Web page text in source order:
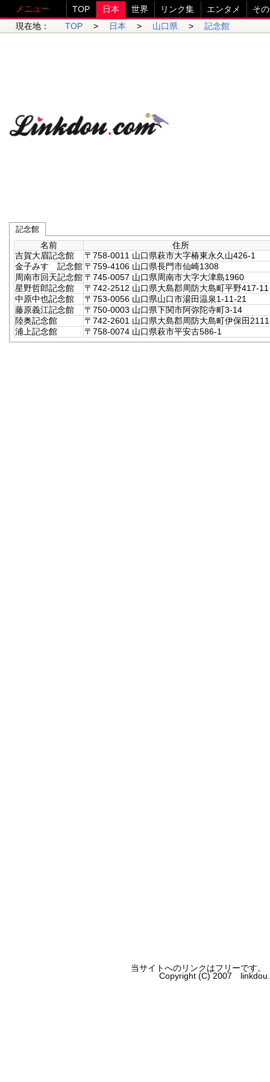
メニュー TOP 日本 世界 リンク集 エンタメ
そ
現在地：
TOP > 日本 > 山口県 > 記念館
記念館
名前
住所
吉賀大眉記念館
〒758-0011 山口県萩市大字椿東永久山426-1
金子みすゞ記念館 〒759-4106 山口県長門市仙崎1308
周南市回天記念館 〒745-0057 山口県周南市大字大津島1960
星野哲郎記念館
〒742-2512 山口県大島郡周防大島町平野417-11
中原中也記念館
〒753-0056 山口県山口市湯田温泉1-11-21
藤原義江記念館
〒750-0003 山口県下関市阿弥陀寺町3-14
陸奥記念館
〒742-2601 山口県大島郡周防大島町伊保田
浦上記念館
〒758-0074 山口県萩市平安古586-1
当サイトへのリンクはフリーです
Copyright (C) 2007